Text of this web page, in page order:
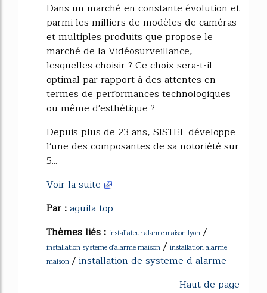
Dans un marché en constante évolution et
parmi les milliers de modèles de caméras
et multiples produits que propose le
marché de la Vidéosurveillance,
lesquelles choisir ? Ce choix sera-t-il
optimal par rapport à des attentes en
termes de performances technologiques
ou même d'esthétique ?
Depuis plus de 23 ans, SISTEL développe
l'une des composantes de sa notoriété sur
5...
Voir la suite
Par :aguila top
Thèmes liés : installateur alarme maison lyon /
installation systeme d'alarme maison / installation alarme
maison /installation de systeme d alarme
Haut de page